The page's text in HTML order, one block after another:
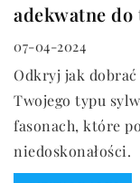
adekwatne
07-04-2024
Odkryj jak
Twojego typu
fasonach, które
niedoskonałości.